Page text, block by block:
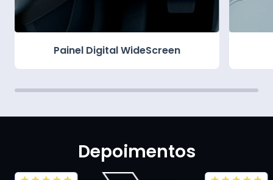
Painel Digital WideScreen
Depoimentos